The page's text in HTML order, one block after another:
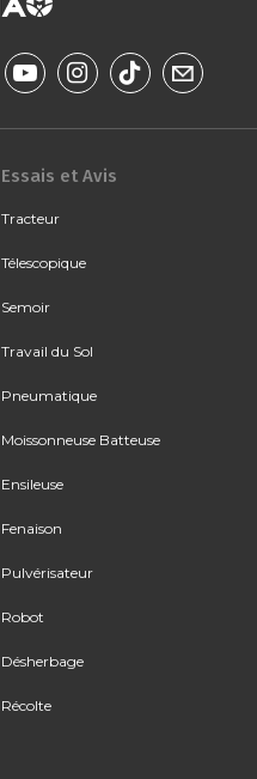
Essais et Avis
Tracteur
Télescopique
Semoir
Travail du Sol
Pneumatique
Moissonneuse Batteuse
Ensileuse
Fenaison
Pulvérisateur
Robot
Désherbage
Récolte